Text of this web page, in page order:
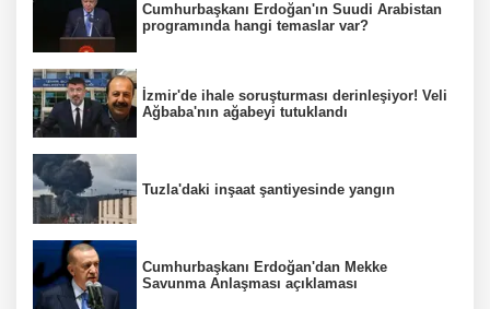
Cumhurbaşkanı Erdoğan'ın Suudi Arabistan
programında hangi temaslar var?
İzmir'de ihale soruşturması derinleşiyor! Veli
Ağbaba'nın ağabeyi tutuklandı
Tuzla'daki inşaat şantiyesinde yangın
Cumhurbaşkanı Erdoğan'dan Mekke
Savunma Anlaşması açıklaması